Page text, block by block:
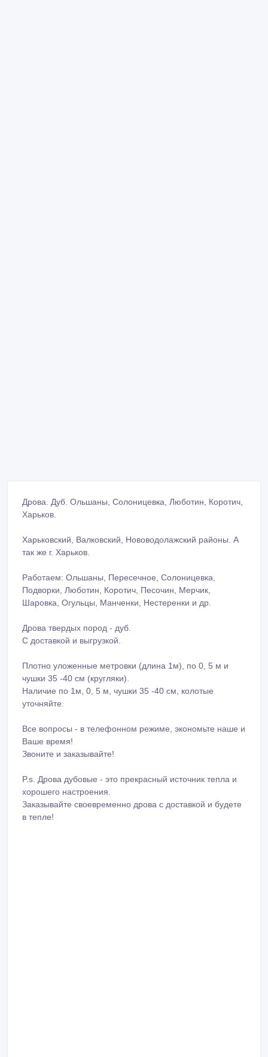
Дрова. Дуб. Ольшаны, Солоницевка, Люботин, Коротич,
Харьков.
Харьковский, Валковский, Нововодолажский районы. А
так же г. Харьков.
Работаем: Ольшаны, Пересечное, Солоницевка,
Подворки, Люботин, Коротич, Песочин, Мерчик,
Шаровка, Огульцы, Манченки, Нестеренки и др.
Дрова твердых пород - дуб.
С доставкой и выгрузкой.
Плотно уложенные метровки (длина 1м), по 0, 5 м и
чушки 35 -40 см (кругляки).
Наличие по 1м, 0, 5 м, чушки 35 -40 см, колотые
уточняйте.
Все вопросы - в телефонном режиме, экономьте наше и
Ваше время!
Звоните и заказывайте!
P.s. Дрова дубовые - это прекрасный источник тепла и
хорошего настроения.
Заказывайте своевременно дрова с доставкой и будете
в тепле!